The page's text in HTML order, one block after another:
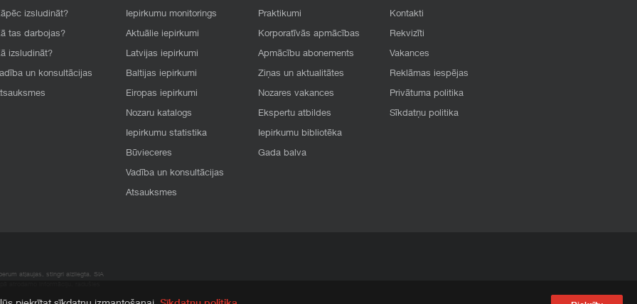
izsludināt?
tas darbojas?
izsludināt?
un konsultācijas
Iepirkumu monitorings
Aktuālie iepirkumi
Latvijas iepirkumi
Baltijas iepirkumi
Eiropas iepirkumi
Nozaru katalogs
Iepirkumu statistika
Būvieceres
Vadība un konsultācijas
Atsauksmes
Praktikumi
Korporatīvās apmācības
Apmācību abonements
Ziņas un aktualitātes
Nozares vakances
Ekspertu atbildes
Iepirkumu bibliotēka
Gada balva
Kontakti
Rekvizīti
Vakances
Reklāmas iespējas
Privātuma politika
Sīkdatņu politika
atļaujas, stingri aizliegta. SIA